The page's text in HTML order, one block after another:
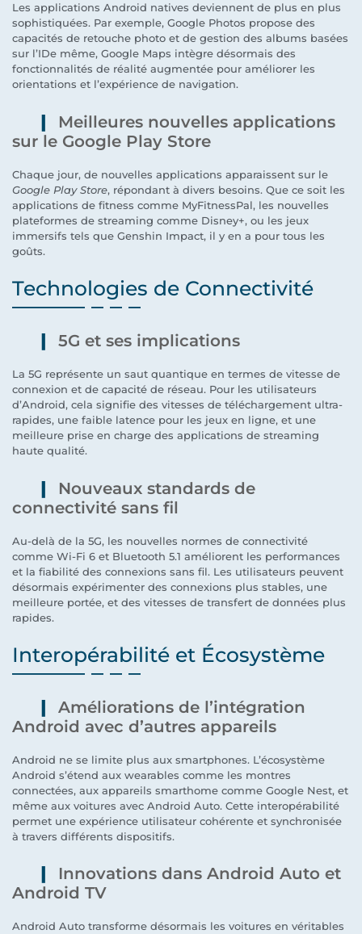
Les applications Android natives deviennent de plus en plus
sophistiquées. Par exemple, Google Photos propose des
capacités de retouche photo et de gestion des albums basées
sur l’IDe même, Google Maps intègre désormais des
fonctionnalités de réalité augmentée pour améliorer les
orientations et l’expérience de navigation.
Meilleures nouvelles applications
sur le Google Play Store
Chaque jour, de nouvelles applications apparaissent sur le
Google Play Store, répondant à divers besoins. Que ce soit les
applications de fitness comme MyFitnessPal, les nouvelles
plateformes de streaming comme Disney+, ou les jeux
immersifs tels que Genshin Impact, il y en a pour tous les
goûts.
Technologies de Connectivité
5G et ses implications
La 5G représente un saut quantique en termes de vitesse de
connexion et de capacité de réseau. Pour les utilisateurs
d’Android, cela signifie des vitesses de téléchargement ultra-
rapides, une faible latence pour les jeux en ligne, et une
meilleure prise en charge des applications de streaming
haute qualité.
Nouveaux standards de
connectivité sans fil
Au-delà de la 5G, les nouvelles normes de connectivité
comme Wi-Fi 6 et Bluetooth 5.1 améliorent les performances
et la fiabilité des connexions sans fil. Les utilisateurs peuvent
désormais expérimenter des connexions plus stables, une
meilleure portée, et des vitesses de transfert de données plus
rapides.
Interopérabilité et Écosystème
Améliorations de l’intégration
Android avec d’autres appareils
Android ne se limite plus aux smartphones. L’écosystème
Android s’étend aux wearables comme les montres
connectées, aux appareils smarthome comme Google Nest, et
même aux voitures avec Android Auto. Cette interopérabilité
permet une expérience utilisateur cohérente et synchronisée
à travers différents dispositifs.
Innovations dans Android Auto et
Android TV
Android Auto transforme désormais les voitures en véritables